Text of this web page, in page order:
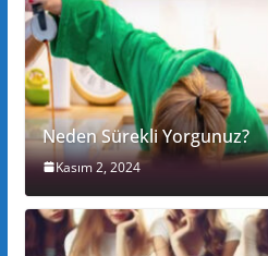
Neden Sürekli Yorgunuz?
Kasım 2, 2024